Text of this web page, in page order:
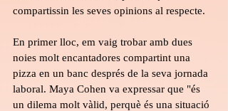
compartissin les seves opinions al respecte.
En primer lloc, em vaig trobar amb dues
noies molt encantadores compartint una
pizza en un banc després de la seva jornada
laboral. Maya Cohen va expressar que "és
un dilema molt vàlid, perquè és una situació